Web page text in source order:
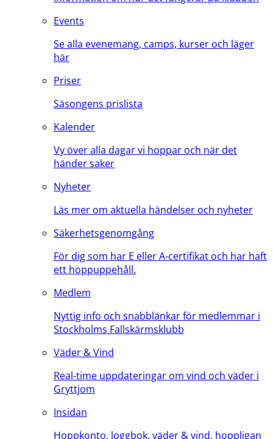
Events
Se alla evenemang, camps, kurser och läger
här
Priser
Säsongens prislista
Kalender
Vy över alla dagar vi hoppar och när det
händer saker
Nyheter
Läs mer om aktuella händelser och nyheter
Säkerhetsgenomgång
För dig som har E eller A-certifikat och har haft
ett hoppuppehåll.
Medlem
Nyttig info och snabblänkar för medlemmar i
Stockholms Fallskärmsklubb
Väder & Vind
Real-time uppdateringar om vind och väder i
Gryttjom
Insidan
Hoppkonto, loggbok, väder & vind, hoppligan